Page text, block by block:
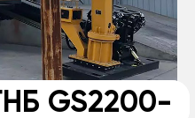
GS2200-